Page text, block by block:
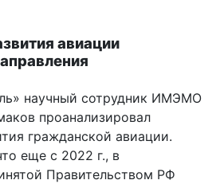
авиации
научный сотрудник ИМЭМО
проанализировал
гражданской авиации.
еще с 2022 г., в
Правительством РФ